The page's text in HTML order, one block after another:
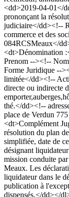
<dd>2019-04-01</
prononçant la
judiciaire</dd><!--
commerce et des
084RCSMeaux</
<dt>Dénomination
Prenom --><!--
Forme Juridique --
limitée</dd><!--
directe ou indirecte
thé.</dd><!--
place de Verdun
<dt>Complément
résolution du plan
simplifiée, date de
désignant
mission conduite
Meaux. Les
liquidateur dans le
publication à
dispensés.</dd></